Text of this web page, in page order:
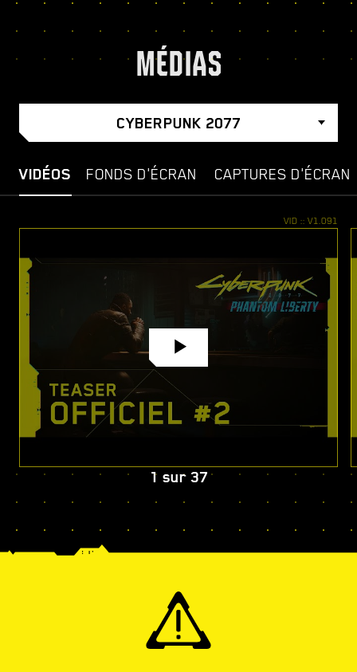
MÉDIAS
CYBERPUNK 2077
VIDÉOS FONDS D'ÉCRAN CAPTURES D'ÉCRAN
1 sur 37